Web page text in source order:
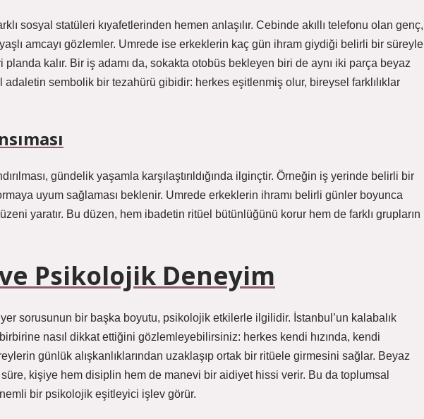
sosyal statüleri kıyafetlerinden hemen anlaşılır. Cebinde akıllı telefonu olan genç,
amcayı gözlemler. Umrede ise erkeklerin kaç gün ihram giydiği belirli bir süreyle
planda kalır. Bir iş adamı da, sokakta otobüs bekleyen biri de aynı iki parça beyaz
adaletin sembolik bir tezahürü gibidir: herkes eşitlenmiş olur, bireysel farklılıklar
gündelik yaşamla karşılaştırıldığında ilginçtir. Örneğin iş yerinde belirli bir
uyum sağlaması beklenir. Umrede erkeklerin ihramı belirli günler boyunca
yaratır. Bu düzen, hem ibadetin ritüel bütünlüğünü korur hem de farklı grupların
Psikolojik Deneyim
sorusunun bir başka boyutu, psikolojik etkilerle ilgilidir. İstanbul’un kalabalık
nasıl dikkat ettiğini gözlemleyebilirsiniz: herkes kendi hızında, kendi
günlük alışkanlıklarından uzaklaşıp ortak bir ritüele girmesini sağlar. Beyaz
süre, kişiye hem disiplin hem de manevi bir aidiyet hissi verir. Bu da toplumsal
bir psikolojik eşitleyici işlev görür.